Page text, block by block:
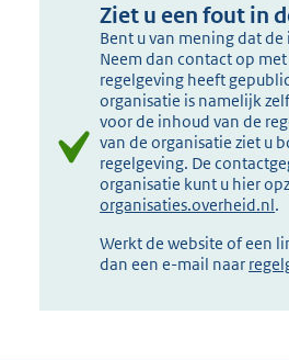
Ziet u een fout in
Bent u van mening dat
Neem dan contact op
regelgeving heeft
organisatie is namelijk
voor de inhoud van de
van de organisatie ziet u
regelgeving. De
organisatie kunt u hier
organisaties.overheid.nl.
Werkt de website of een
dan een e-mail naar